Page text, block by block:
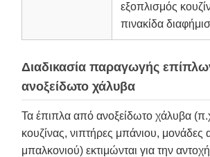
εξοπλισμός
πινακίδα
Διαδικασία παραγωγής
ανοξείδωτο χάλυβα
Τα έπιπλα από ανοξείδωτο χάλυβα
κουζίνας, νιπτήρες μπάνιου,
μπαλκονιού) εκτιμώνται για την